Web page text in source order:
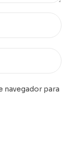
navegador para